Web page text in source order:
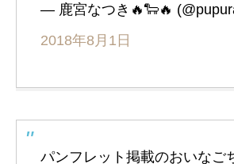
— 鹿宮なつき🔥🐑🔥
2018年8月1日
パンフレット掲載のおいなご